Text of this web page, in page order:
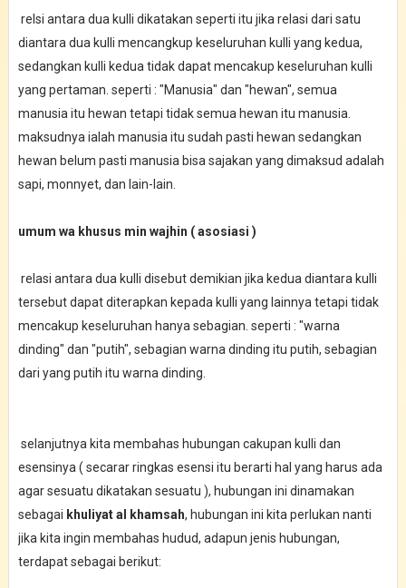
relsi antara dua kulli dikatakan seperti itu jika relasi dari satu
diantara dua kulli mencangkup keseluruhan kulli yang kedua,
sedangkan kulli kedua tidak dapat mencakup keseluruhan kulli
yang pertaman. seperti : "Manusia" dan "hewan", semua
manusia itu hewan tetapi tidak semua hewan itu manusia.
maksudnya ialah manusia itu sudah pasti hewan sedangkan
hewan belum pasti manusia bisa sajakan yang dimaksud adalah
sapi, monnyet, dan lain-lain.
umum wa khusus min wajhin ( asosiasi )
relasi antara dua kulli disebut demikian jika kedua diantara kulli
tersebut dapat diterapkan kepada kulli yang lainnya tetapi tidak
mencakup keseluruhan hanya sebagian. seperti : "warna
dinding" dan "putih", sebagian warna dinding itu putih, sebagian
dari yang putih itu warna dinding.
selanjutnya kita membahas hubungan cakupan kulli dan
esensinya ( secarar ringkas esensi itu berarti hal yang harus ada
agar sesuatu dikatakan sesuatu ), hubungan ini dinamakan
sebagai khuliyat al khamsah, hubungan ini kita perlukan nanti
jika kita ingin membahas hudud, adapun jenis hubungan,
terdapat sebagai berikut: